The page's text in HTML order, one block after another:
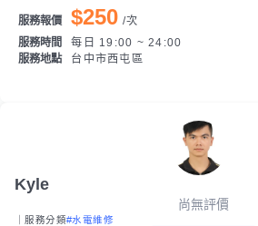
服務報價 $250 /次
服務時間
每日 19:00 ~ 24:00
服務地點
台中市西屯區
Kyle
尚無評價
｜服務分類#水電維修